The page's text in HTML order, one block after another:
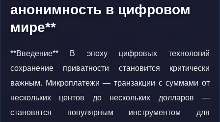
анонимность в цифровом
мире**
**Введение** В эпоху цифровых технологий
сохранение приватности становится критически
важным. Микроплатежи — транзакции с суммами от
нескольких центов до нескольких долларов —
становятся популярным инструментом для